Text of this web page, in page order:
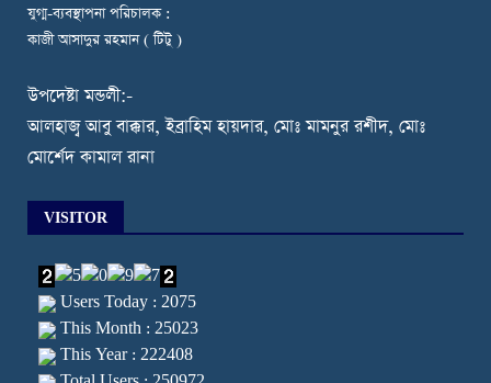
যুগ্ম-ব্যবস্থাপনা পরিচালক :
কাজী আসাদুর রহমান ( টিটু )
উপদেষ্টা মন্ডলী:-
আলহাজ্ব আবু বাক্কার, ইব্রাহিম হায়দার, মোঃ মামনুর রশীদ, মোঃ
মোর্শেদ কামাল রানা
VISITOR
Users Today : 2075
This Month : 25023
This Year : 222408